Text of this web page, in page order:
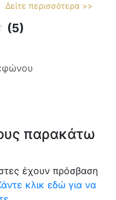
Δείτε περισσότερα >>
(5)
παρακάτω
έχουν πρόσβαση
κλικ εδώ για να